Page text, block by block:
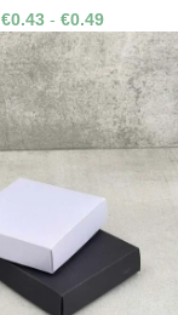
€0.43 -€0.49